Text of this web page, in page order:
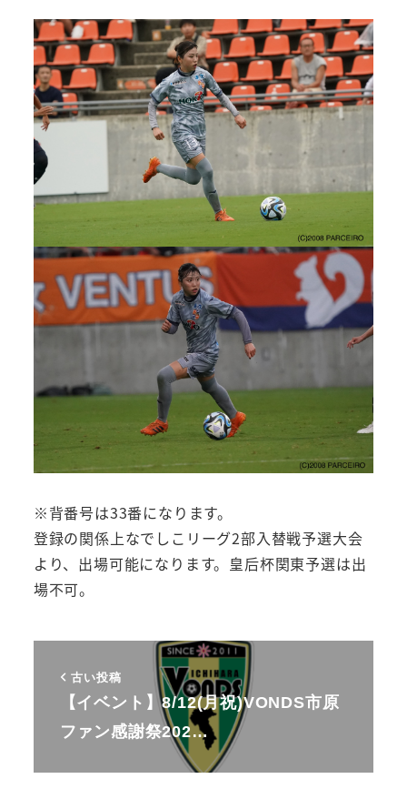
※背番号は33番になります。
登録の関係上なでしこリーグ2部入替戦予選大会
より、出場可能になります。皇后杯関東予選は出
場不可。
古い投稿
【イベント】8/12(月祝)VONDS市原
ファン感謝祭202…